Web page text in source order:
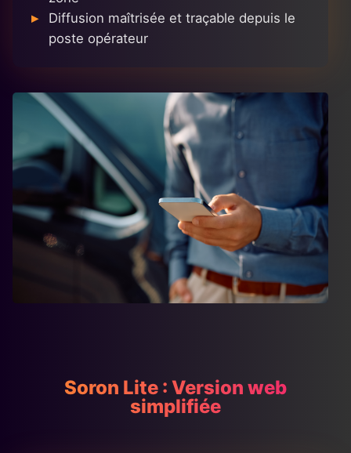
Diffusion maîtrisée et traçable depuis le
poste opérateur
Soron Lite : Version web
simplifiée